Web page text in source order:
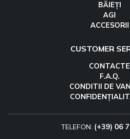
BĂIEȚI
AGI
ACCESORII
CUSTOMER
CONTACTE
F.A.Q.
CONDITII DE
TELEFON: (+39) 06